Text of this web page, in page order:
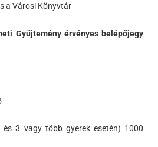
a Városi Könyvtár
Gyűjtemény érvényes belépőjegy
3 vagy több gyerek esetén) 1000